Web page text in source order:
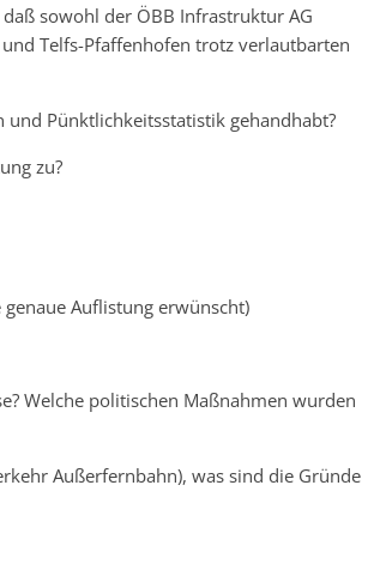
sowohl der ÖBB Infrastruktur AG
Telfs-Pfaffenhofen trotz verlautbarten
Pünktlichkeitsstatistik gehandhabt?
zu?
Auflistung erwünscht)
Welche politischen Maßnahmen wurden
Außerfernbahn), was sind die Gründe